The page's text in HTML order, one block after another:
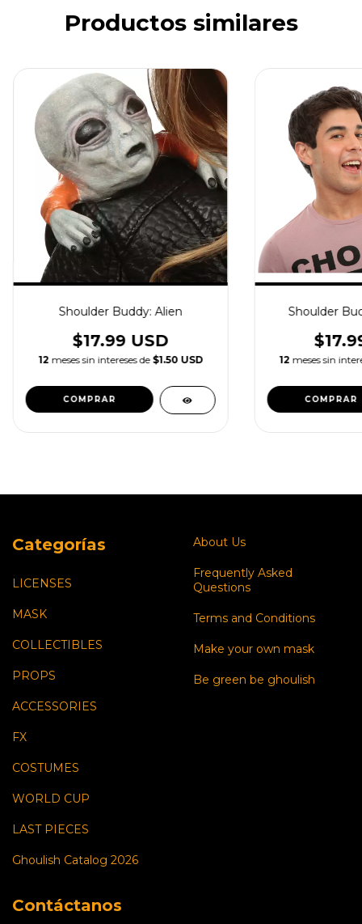
Productos similares
Shoulder Buddy: Alien
$17.99 USD
12 meses sin intereses de $1.50 USD
Shoulder
12 meses sin
Categorías
LICENSES
MASK
COLLECTIBLES
PROPS
ACCESSORIES
FX
COSTUMES
WORLD CUP
LAST PIECES
Ghoulish Catalog 2026
About Us
Frequently Asked
Questions
Terms and Conditions
Make your own mask
Be green be ghoulish
Contáctanos